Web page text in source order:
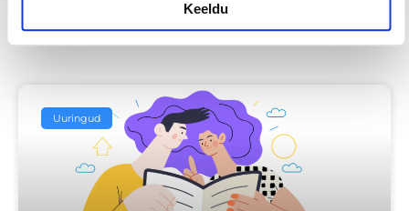
Keeldu
Loe lisaks
Uuringud